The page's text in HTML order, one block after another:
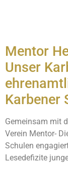
Mentor
Unser
Karbener
Gemeinsam mit
Verein Mentor-
Schulen
Lesedefizite